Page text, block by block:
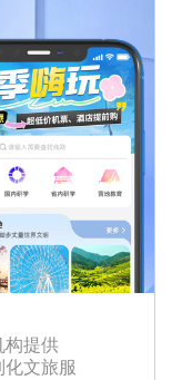
构提供
化文旅服